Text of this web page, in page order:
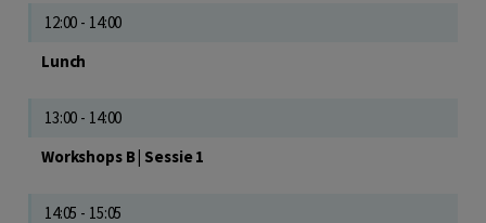
12:00 - 14:00
Lunch
13:00 - 14:00
Workshops B | Sessie 1
14:05 - 15:05